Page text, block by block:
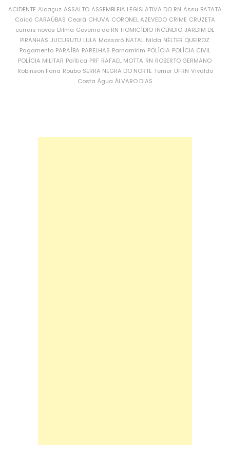
ACIDENTE Alcaçuz ASSALTO ASSEMBLEIA LEGISLATIVA DO RN Assu BATATA
Caicó CARAÚBAS Ceará CHUVA CORONEL AZEVEDO CRIME CRUZETA
currais novos Dilma Governo do RN HOMICÍDIO INCÊNDIO JARDIM DE
PIRANHAS JUCURUTU LULA Mossoró NATAL Nilda NÉLTER QUEIROZ
Pagamento PARAÍBA PARELHAS Parnamirim POLÍCIA POLÍCIA CIVIL
POLÍCIA MILITAR Política PRF RAFAEL MOTTA RN ROBERTO GERMANO
Robinson Faria Roubo SERRA NEGRA DO NORTE Temer UFRN Vivaldo
Costa Água ÁLVARO DIAS